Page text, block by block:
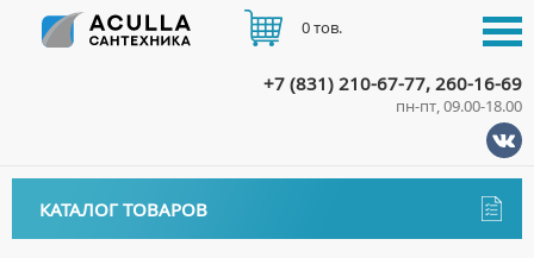
КАТАЛОГ ТОВАРОВ
+7 (831) 210-67-77, 260-16-69
пн-пт, 09.00-18.00
0 тов.